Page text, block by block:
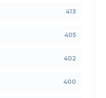
413
405
402
400